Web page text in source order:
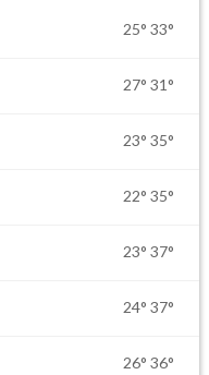
25° 33°
27° 31°
23° 35°
22° 35°
23° 37°
24° 37°
26° 36°